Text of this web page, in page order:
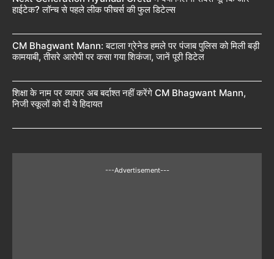
हाईटेक? लॉन्च से पहले लीक फीचर्स की फुल डिटेल्स
CM Bhagwant Mann: बटाला ग्रेनेड हमले पर पंजाब पुलिस को मिली बड़ी
कामयाबी, तीसरे आरोपी पर कसा गया शिकंजा, जानें पूरी डिटेल
शिक्षा के नाम पर व्यापार अब बर्दाश्त नहीं करेंगे CM Bhagwant Mann,
निजी स्कूलों को दी ये हिदायत
---Advertisement---